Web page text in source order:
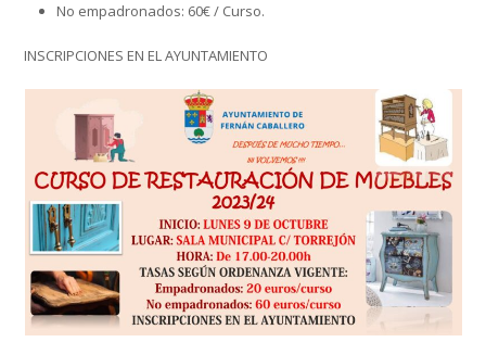
No empadronados: 60€ / Curso.
INSCRIPCIONES EN EL AYUNTAMIENTO